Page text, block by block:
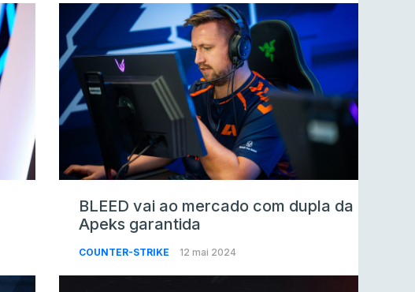
BLEED vai ao mercado com dupla da
Apeks garantida
COUNTER-STRIKE 12 mai 2024